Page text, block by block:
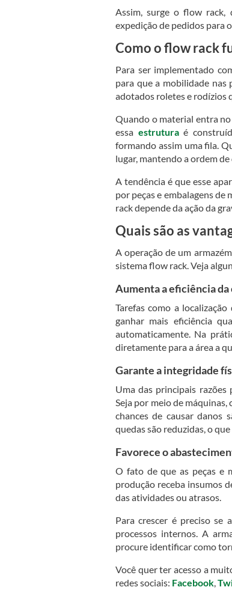
Assim, surge o flow rack,
expedição de pedidos para
Como o flow rack
Para ser implementado
para que a mobilidade nas
adotados roletes e rodízios
Quando o material entra
essa estruturaé
formando assim uma fila.
lugar, mantendo a ordem
A tendência é que esse
por peças e embalagens
rack depende da ação da
Quais são as
A operação de um
sistema flow rack. Veja
Aumenta a eficiência
Tarefas como a
ganhar mais eficiência
automaticamente. Na
diretamente para a área a
Garante a integridade
Uma das principais razões
Seja por meio de
chances de causar danos
quedas são reduzidas, o
Favorece o
O fato de que as peças e
produção receba insumos
das atividades ou atrasos.
Para crescer é preciso se
processos internos. A
procure identificar como
Você quer ter acesso a
redes sociais: Facebook,